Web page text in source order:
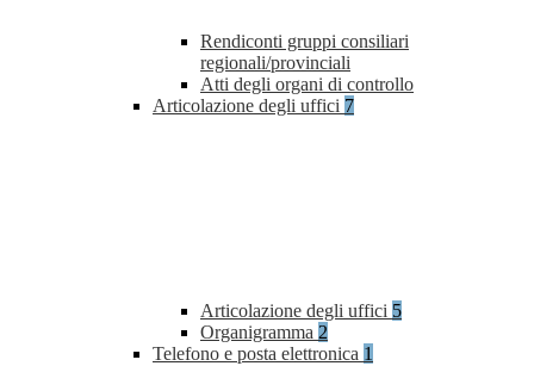
Rendiconti gruppi consiliari
regionali/provinciali
Atti degli organi di controllo
Articolazione degli uffici 7
Articolazione degli uffici 5
Organigramma 2
Telefono e posta elettronica 1